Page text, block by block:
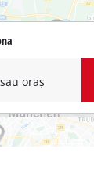
oraș